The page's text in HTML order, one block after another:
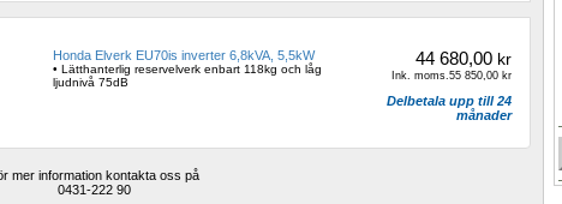
Honda Elverk EU70is inverter 6,8kVA, 5,5kW
• Lätthanterlig reservelverk enbart 118kg och låg
ljudnivå 75dB
44 680,00kr
Ink. moms.55 850,00 kr
Delbetala upp till 24
månader
mer information kontakta oss på
0431-222 90